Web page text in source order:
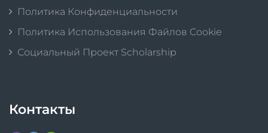
Политика Конфиденциальности
Политика Использования Файлов Cookie
Социальный Проект Scholarship
Контакты